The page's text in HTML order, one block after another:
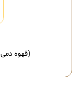
(قهوه دمی